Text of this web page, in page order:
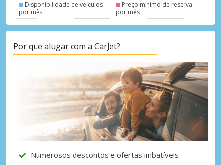
Disponibilidade de veículos
por mês
Preço mínimo de reserva
por mês
Por que alugar com a CarJet?
Numerosos descontos e ofertas imbatíveis
Aceda a ofertas exclusivas dos nossos
Iniciar sessão com eLink